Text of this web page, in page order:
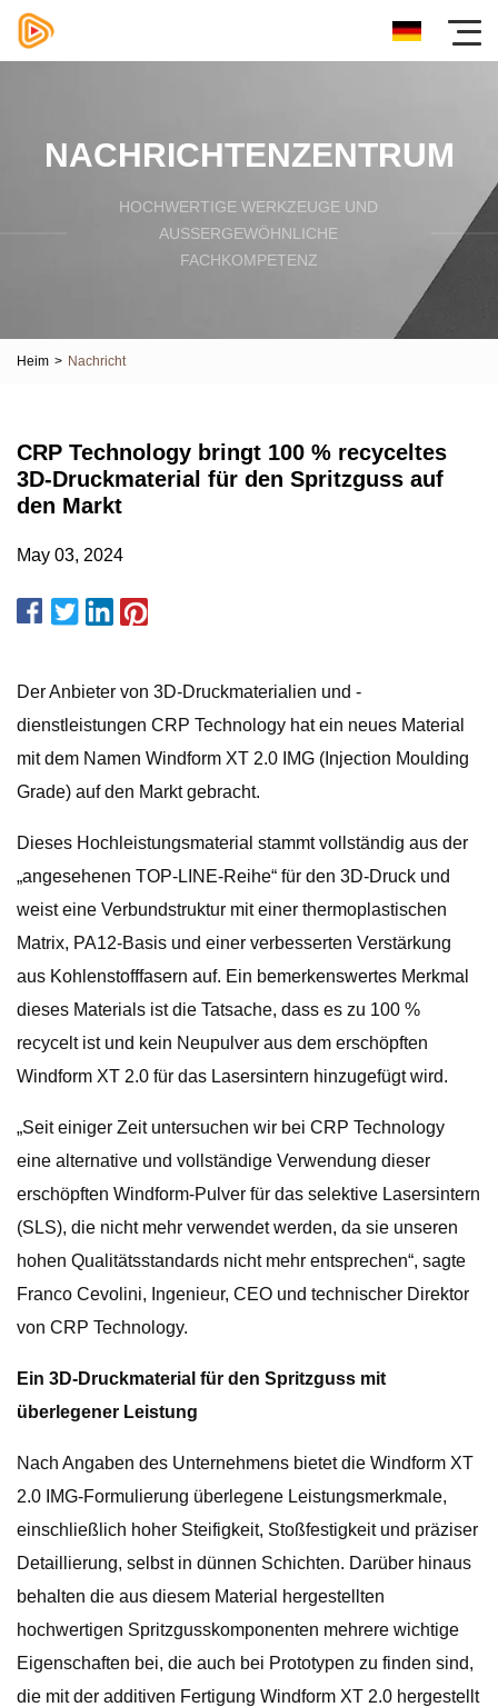
NACHRICHTENZENTRUM
HOCHWERTIGE WERKZEUGE UND
AUSSERGEWÖHNLICHE F
ACHKOMPETENZ
Heim > Nachricht
CRP Technology bringt 100 % recyceltes
3D-Druckmaterial für den Spritzguss auf
den Markt
May 03, 2024
Der Anbieter von 3D-Druckmaterialien und -
dienstleistungen CRP Technology hat ein neues Material
mit dem Namen Windform XT 2.0 IMG (Injection Moulding
Grade) auf den Markt gebracht.
Dieses Hochleistungsmaterial stammt vollständig aus der
„angesehenen TOP-LINE-Reihe“ für den 3D-Druck und
weist eine Verbundstruktur mit einer thermoplastischen
Matrix, PA12-Basis und einer verbesserten Verstärkung
aus Kohlenstofffasern auf. Ein bemerkenswertes Merkmal
dieses Materials ist die Tatsache, dass es zu 100 %
recycelt ist und kein Neupulver aus dem erschöpften
Windform XT 2.0 für das Lasersintern hinzugefügt wird.
„Seit einiger Zeit untersuchen wir bei CRP Technology
eine alternative und vollständige Verwendung dieser
erschöpften Windform-Pulver für das selektive Lasersintern
(SLS), die nicht mehr verwendet werden, da sie unseren
hohen Qualitätsstandards nicht mehr entsprechen“, sagte
Franco Cevolini, Ingenieur, CEO und technischer Direktor
von CRP Technology.
Ein 3D-Druckmaterial für den Spritzguss mit
überlegener Leistung
Nach Angaben des Unternehmens bietet die Windform XT
2.0 IMG-Formulierung überlegene Leistungsmerkmale,
einschließlich hoher Steifigkeit, Stoßfestigkeit und präziser
Detaillierung, selbst in dünnen Schichten. Darüber hinaus
behalten die aus diesem Material hergestellten
hochwertigen Spritzgusskomponenten mehrere wichtige
Eigenschaften bei, die auch bei Prototypen zu finden sind,
die mit der additiven Fertigung Windform XT 2.0 hergestellt